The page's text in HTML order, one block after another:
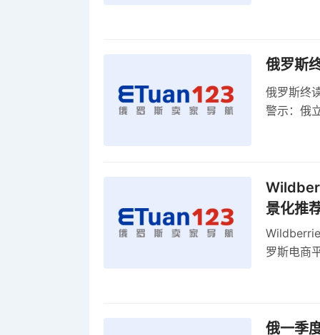
俄罗斯
俄罗斯终
警示：俄
景化推
罗斯电商
俄一季